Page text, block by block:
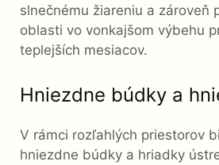
slnečnému žiareniu a zároveň
oblasti vo vonkajšom výbehu
teplejších mesiacov.
Hniezdne búdky a
V rámci rozľahlých priestorov
hniezdne búdky a hriadky